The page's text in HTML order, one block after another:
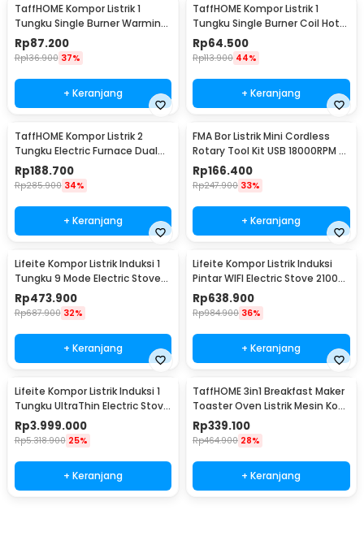
TaffHOME Kompor Listrik 1
Tungku Single Burner Warming
Hot Plate 1000W - H1-1000-15
Rp87.200
Rp136.900 37%
+ Keranjang
TaffHOME Kompor Listrik 1
Tungku Single Burner Coil Hot
Plate 1000W - C1-1000-10
Rp64.500
Rp113.900 44%
+ Keranjang
TaffHOME Kompor Listrik 2
Tungku Electric Furnace Dual
Hot Plate 2000W - SHP-5814
Rp188.700
Rp285.900 34%
+ Keranjang
FMA Bor Listrik Mini Cordless
Rotary Tool Kit USB 18000RPM -
E108
Rp166.400
Rp247.900 33%
+ Keranjang
Lifeite Kompor Listrik Induksi 1
Tungku 9 Mode Electric Stove
2100W - LFT-010
Rp473.900
Rp687.900 32%
+ Keranjang
Lifeite Kompor Listrik Induksi
Pintar WIFI Electric Stove 2100W
- LFT-011
Rp638.900
Rp984.900 36%
+ Keranjang
Lifeite Kompor Listrik Induksi 1
Tungku UltraThin Electric Stove
2100W - LFT-012
Rp3.999.000
Rp5.318.900 25%
+ Keranjang
TaffHOME 3in1 Breakfast Maker
Toaster Oven Listrik Mesin Kopi
1050W - JH-801
Rp339.100
Rp464.900 28%
+ Keranjang